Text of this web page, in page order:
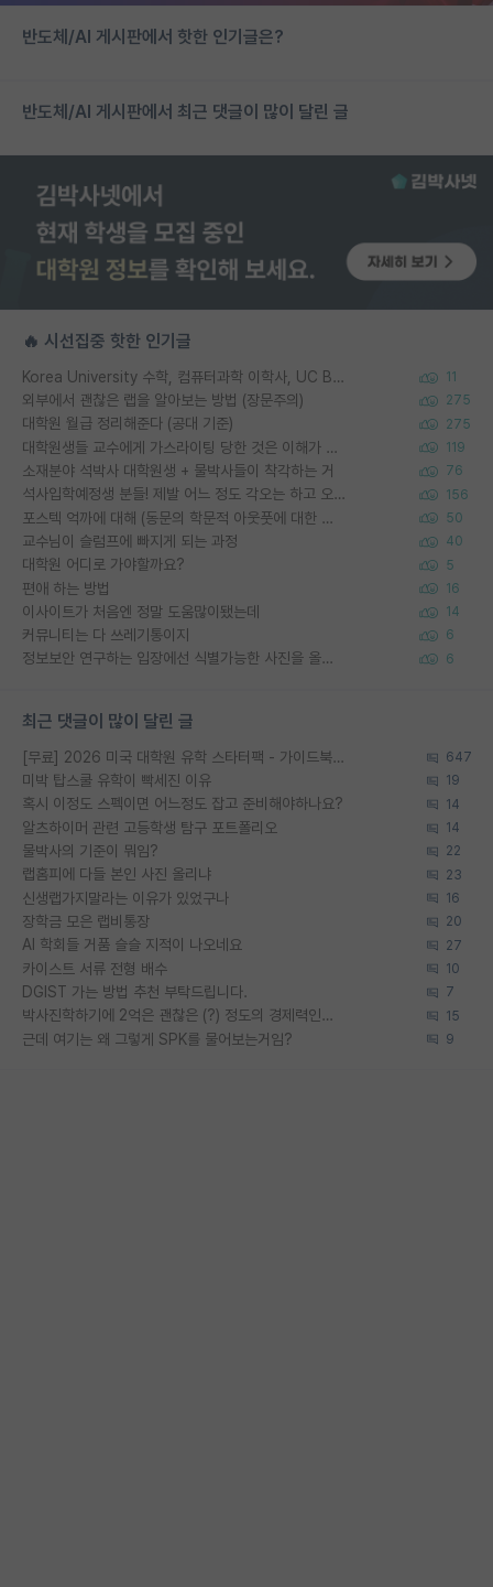
반도체/AI 게시판에서 핫한 인기글은?
반도체/AI 게시판에서 최근 댓글이 많이 달린 글
🔥 시선집중 핫한 인기글
Korea University 수학, 컴퓨터과학 이학사, UC Berkeley 산업공학 대학원 공학박사가 되는 것은 쉽지 않겠죠? 11
외부에서 괜찮은 랩을 알아보는 방법 (장문주의) 275
대학원 월급 정리해준다 (공대 기준) 275
대학원생들 교수에게 가스라이팅 당한 것은 이해가 갑니다. 안타깝네요. 119
소재분야 석박사 대학원생 + 물박사들이 착각하는 거 76
석사입학예정생 분들! 제발 어느 정도 각오는 하고 오세요. 156
포스텍 억까에 대해 (동문의 학문적 아웃풋에 대한 반박) 50
교수님이 슬럼프에 빠지게 되는 과정 40
대학원 어디로 가야할까요? 5
편애 하는 방법 16
이사이트가 처음엔 정말 도움많이됐는데 14
커뮤니티는 다 쓰레기통이지 6
정보보안 연구하는 입장에선 식별가능한 사진을 올리는건 비추이긴함 6
최근 댓글이 많이 달린 글
[무료] 2026 미국 대학원 유학 스타터팩 - 가이드북 & 합격자 컨택메일 템플릿 647
미박 탑스쿨 유학이 빡세진 이유 19
혹시 이정도 스펙이면 어느정도 잡고 준비해야하나요? 14
알츠하이머 관련 고등학생 탐구 포트폴리오 14
물박사의 기준이 뭐임? 22
랩홈피에 다들 본인 사진 올리냐 23
신생랩가지말라는 이유가 있었구나 16
장학금 모은 랩비통장 20
AI 학회들 거품 슬슬 지적이 나오네요 27
카이스트 서류 전형 배수 10
DGIST 가는 방법 추천 부탁드립니다. 7
박사진학하기에 2억은 괜찮은 (?) 정도의 경제력인가요 15
근데 여기는 왜 그렇게 SPK를 물어보는거임? 9